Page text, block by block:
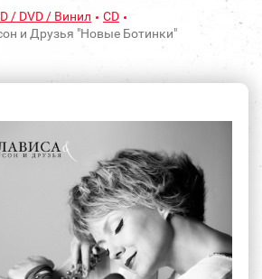
/ DVD / Винил
CD
и Друзья "Новые Ботинки"